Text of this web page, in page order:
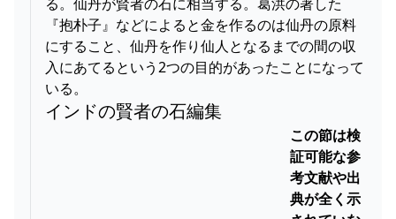
『抱朴子』などによると金を作るのは仙丹の原料
にすること、仙丹を作り仙人となるまでの間の収
入にあてるという2つの目的があったことになって
いる。
インドの賢者の石編集
この節は検
証可能な参
考文献や出
典が全く示